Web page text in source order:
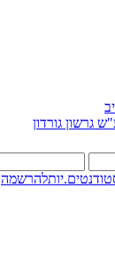
גרשון גורדון
להרשמה